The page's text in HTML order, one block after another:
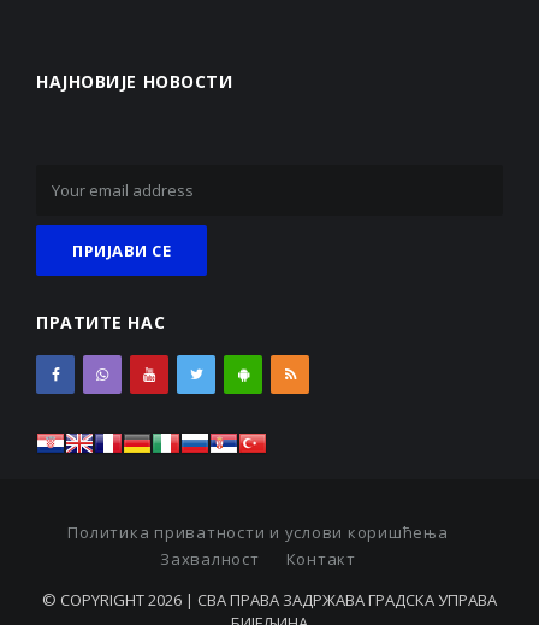
НАЈНОВИЈЕ НОВОСТИ
ПРАТИТЕ НАС
Политика приватности и услови коришћења
Захвалност
Контакт
© COPYRIGHT 2026 | СВА ПРАВА ЗАДРЖАВА ГРАДСКА УПРАВА